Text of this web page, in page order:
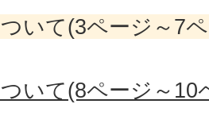
いて(3ページ～7
いて(8ページ～10